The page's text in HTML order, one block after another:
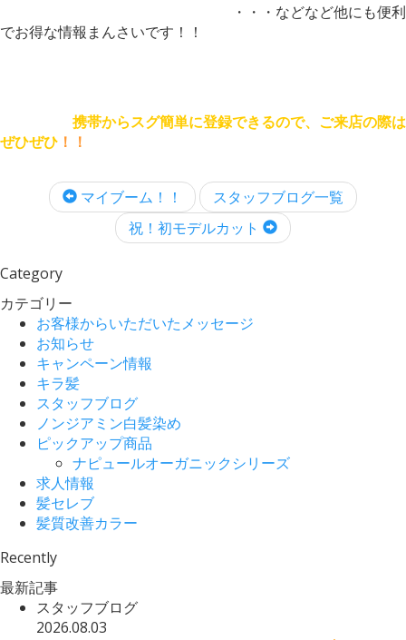
・・・などなど他にも便利
でお得な情報まんさいです！！
携帯からスグ簡単に登録できるので、ご来店の際は
ぜひぜひ ！！
マイブーム！！
スタッフブログ一覧
祝！初モデルカット
Category
カテゴリー
お客様からいただいたメッセージ
お知らせ
キャンペーン情報
キラ髪
スタッフブログ
ノンジアミン白髪染め
ピックアップ商品
ナピュールオーガニックシリーズ
求人情報
髪セレブ
髪質改善カラー
Recently
最新記事
スタッフブログ
2026.08.03